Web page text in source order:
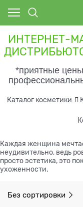
ИНТЕРНЕТ-
*приятные
Каталог косметики
Каждая женщина
неудивительно, ведь
просто эстетика, это
ухоженности.
Без сортировки